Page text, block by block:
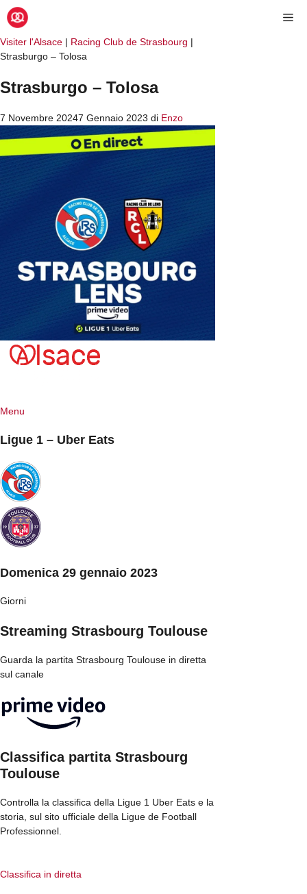
Visiter l'Alsace | Racing Club de Strasbourg |
Strasburgo – Tolosa
Strasburgo – Tolosa
7 Novembre 20247 Gennaio 2023 di Enzo
Menu
Ligue 1 – Uber Eats
Domenica 29 gennaio 2023
Giorni
Streaming Strasbourg Toulouse
Guarda la partita Strasbourg Toulouse in diretta
sul canale
Classifica partita Strasbourg
Toulouse
Controlla la classifica della Ligue 1 Uber Eats e la
storia, sul sito ufficiale della Ligue de Football
Professionnel.
Classifica in diretta